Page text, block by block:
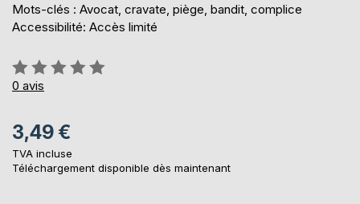
Mots-clés : Avocat, cravate, piège, bandit, complice
Accessibilité: Accès limité
Évaluation:
0%
0 avis
3,49 €
TVA incluse
Téléchargement disponible dès maintenant